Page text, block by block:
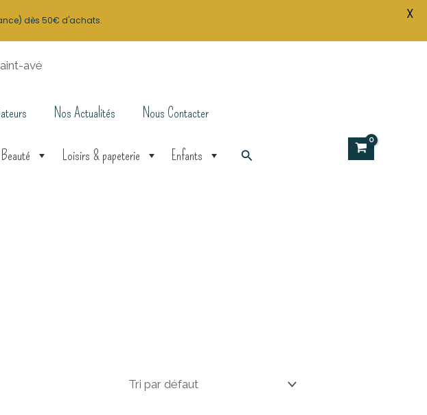
Nos Actualités Nous Contacter
Loisirs & papeterie Enfants Rechercher
dès 50€ d'achats. X